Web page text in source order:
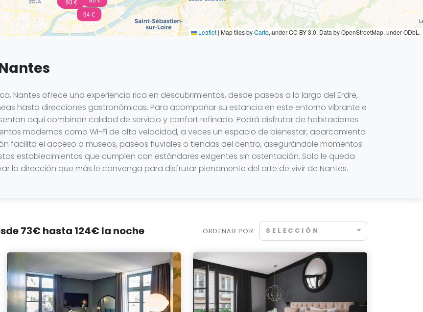
93 €
94 €
Leaflet | Map tiles byCarto, under CC BY 3.0. Data by OpenStreetMap, under ODbL.
Nantes ofrece una experiencia rica en descubrimientos, desde paseos a lo largo del Erdre,
hasta direcciones gastronómicas. Para acompañar su estancia en este entorno vibrante e
aquí combinan calidad de servicio y confort refinado. Podrá disfrutar de habitaciones
modernos como Wi-Fi de alta velocidad, a veces un espacio de bienestar, aparcamiento
facilita el acceso a museos, paseos fluviales o tiendas del centro, asegurándole momentos
establecimientos que cumplen con estándares exigentes sin ostentación. Solo le queda
la dirección que más le convenga para disfrutar plenamente del arte de vivir de Nantes.
73€ hasta 124€ la noche ORDENAR POR SELECCIÓN